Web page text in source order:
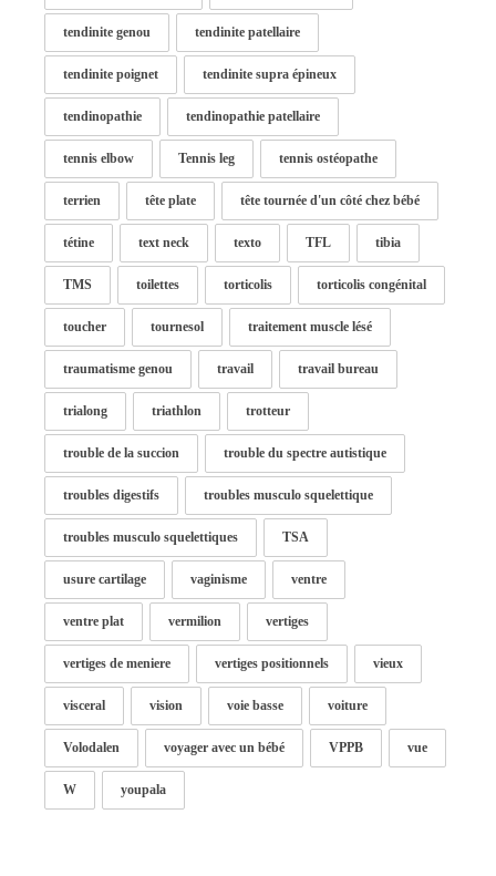
tendinite genou tendinite patellaire
tendinite poignet tendinite supra épineux
tendinopathie tendinopathie patellaire
tennis elbow Tennis leg tennis ostéopathe
terrien tête plate tête tournée d'un côté chez bébé
tétine text neck texto TFL tibia
TMS toilettes torticolis torticolis congénital
toucher tournesol traitement muscle lésé
traumatisme genou travail travail bureau
trialong triathlon trotteur
trouble de la succion trouble du spectre autistique
troubles digestifs troubles musculo squelettique
troubles musculo squelettiques TSA
usure cartilage vaginisme ventre
ventre plat vermilion vertiges
vertiges de meniere vertiges positionnels vieux
visceral vision voie basse voiture
Volodalen voyager avec un bébé VPPB vue
W youpala